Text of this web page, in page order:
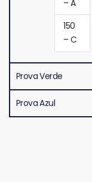
– A
150
– C
Prova Verde
Prova Azul